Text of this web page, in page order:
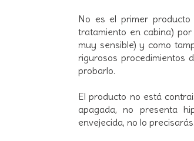
No es el primer producto
tratamiento en cabina)
muy sensible) y como
rigurosos procedimientos
probarlo.
El producto no está
apagada, no presenta
envejecida, no lo precisarás.